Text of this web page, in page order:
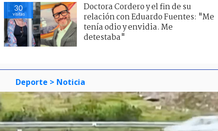
30
visitas
Doctora Cordero y el fin de su
relación con Eduardo Fuentes: "Me
tenía odio y envidia. Me
detestaba"
Deporte > Noticia